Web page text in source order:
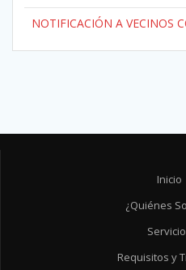
NOTIFICACIÓN A VECINOS
Inicio
¿Quiénes
Requisitos y